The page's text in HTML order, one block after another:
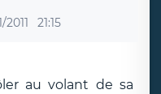
2011 21:15
au volant de sa